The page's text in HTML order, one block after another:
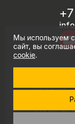
© Новое
правила
согласие
дизайн
Мы используем
сайт, вы
cookie.